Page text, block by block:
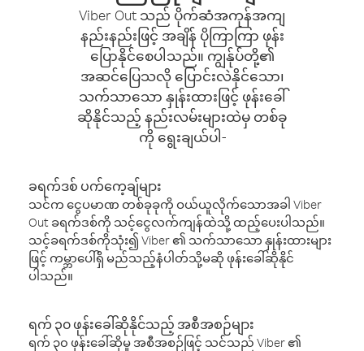
Viber Out သည် ပိုက်ဆံအကုန်အကျ
နည်းနည်းဖြင့် အချိန် ပိုကြာကြာ ဖုန်း
ပြောနိုင်စေပါသည်။ ကျွန်ုပ်တို့၏
အဆင်ပြေသလို ပြောင်းလဲနိုင်သော၊
သက်သာသော နှုန်းထားဖြင့် ဖုန်းခေါ်
ဆိုနိုင်သည့် နည်းလမ်းများထဲမှ တစ်ခု
ကို ရွေးချယ်ပါ-
ခရက်ဒစ် ပက်ကေ့ချ်များ
သင်က ငွေပမာဏ တစ်ခုခုကို ဝယ်ယူလိုက်သောအခါ Viber
Out ခရက်ဒစ်ကို သင့်ငွေလက်ကျန်ထဲသို့ ထည့်ပေးပါသည်။
သင့်ခရက်ဒစ်ကိုသုံး၍ Viber ၏ သက်သာသော နှုန်းထားများ
ဖြင့် ကမ္ဘာပေါ်ရှိ မည်သည့်နံပါတ်သို့မဆို ဖုန်းခေါ်ဆိုနိုင်
ပါသည်။
ရက် ၃၀ ဖုန်းခေါ်ဆိုနိုင်သည့် အစီအစဉ်များ
ရက် ၃၀ ဖုန်းခေါ်ဆိုမှု အစီအစဉ်ဖြင့် သင်သည် Viber ၏